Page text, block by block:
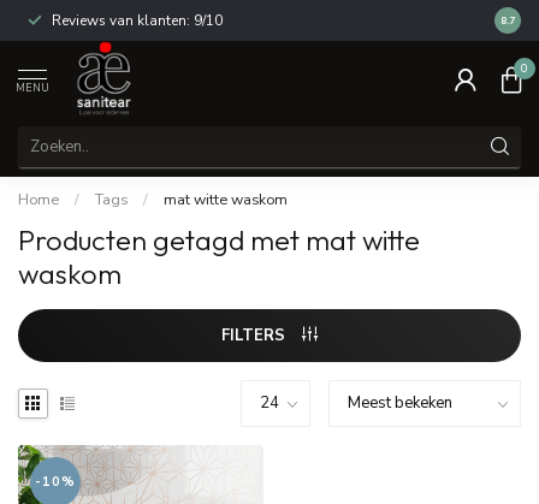
Reviews van klanten: 9/10 14
8.7
MENU
0
Home / Tags / mat witte waskom
Producten getagd met mat witte
waskom
FILTERS
-10%